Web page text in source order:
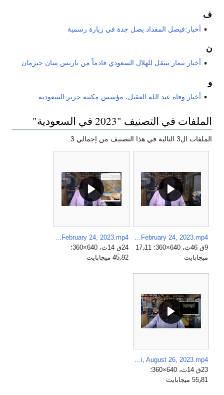
ف
أخبار:فيصل المقداد يصل جدة في زيارة رسمية
ن
أخبار:نيمار ينتقل للهلال السعودي قادماً من باريس سان جيرمان
و
أخبار:وفاة عبد الله العقيل، مؤسس مكتبة جرير السعودية
الملفات في التصنيف "2023 في السعودية"
الملفات ال3 التالية في هذا التصنيف من إجمالي 3.
The issue of succession to the throne of Saudi Arabia and its repercussions on the region, Part 1, Nael Al-Shafei, February 24, 2023.mp4
9ق 46ث، 640×360؛ 17٫11
ميجابايت
The Labor of the Saudi Caliphate - A Long Analysis, Nael Al-Shafei, February 24, 2023.mp4
24ق 14ث، 640×360؛
45٫92 ميجابايت
23ق 14ث، 640×360؛
55٫81 ميجابايت